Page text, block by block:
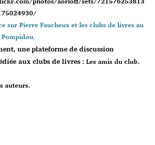
sur Pierre Faucheux et les clubs de livres au
une plateforme de discussion
aux clubs de livres : Les amis du club.
auteurs.